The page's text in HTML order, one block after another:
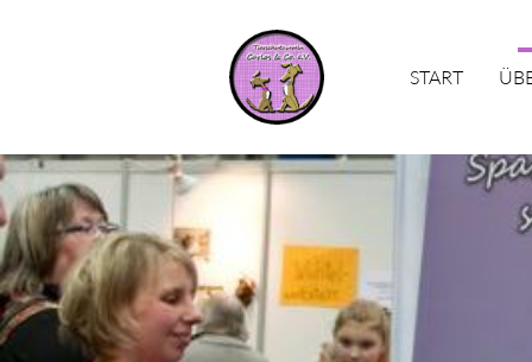
START
Suchbegriffe